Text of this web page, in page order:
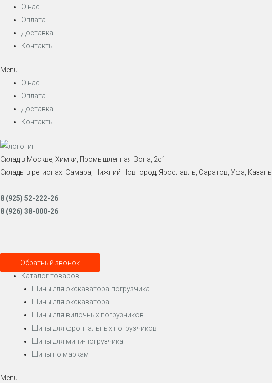
О нас
Оплата
Доставка
Контакты
Menu
О нас
Оплата
Доставка
Контакты
Склад в Москве, Химки, Промышленная Зона, 2с1
Склады в регионах: Самара, Нижний Новгород, Ярославль, Саратов, Уфа, Казань
8 (925) 52-222-26
8 (926) 38-000-26
Обратный звонок
Каталог товаров
Шины для экскаватора-погрузчика
Шины для экскаватора
Шины для вилочных погрузчиков
Шины для фронтальных погрузчиков
Шины для мини-погрузчика
Шины по маркам
Menu